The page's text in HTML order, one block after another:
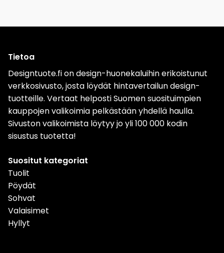
Tietoa
Designtuote.fi on design-huonekaluihin erikoistunut
verkkosivusto, josta löydät hintavertailun design-
tuotteille. Vertaat helposti Suomen suosituimpien
kauppojen valikoimia pelkästään yhdellä haulla.
Sivuston valikoimista löytyy jo yli 100 000 kodin
sisustus tuotetta!
Suositut kategoriat
Tuolit
Pöydät
Sohvat
Valaisimet
Hyllyt